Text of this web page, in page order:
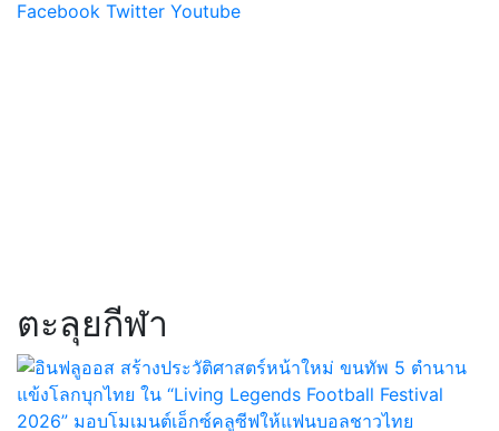
Facebook Twitter Youtube
ตะลุยกีฬา